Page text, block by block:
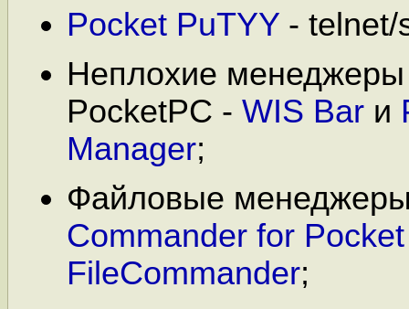
Pocket PuTYY - telnet/
Неплохие менеджеры
PocketPC - WIS Bar и
Manager;
Файловые
Commander for
FileCommander;